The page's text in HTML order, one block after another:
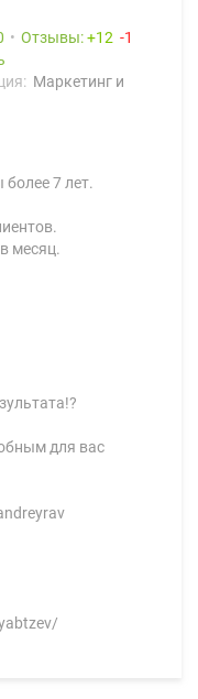
Отзывы: 12
1
Маркетинг и
7 лет.
месяц.
для вас